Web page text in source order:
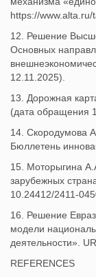
https://
12. Решение
Основных
12.11.2025).
13. Дорожная
(дата обращения
14. Скородумова
Бюллетень
15. Моторыгина
зарубежных
10.24412/2411-
16. Решение
модели
деятельности».
REFERENCES